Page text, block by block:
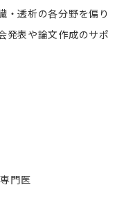
・透析の各分野を偏り
発表や論文作成のサポ
門医